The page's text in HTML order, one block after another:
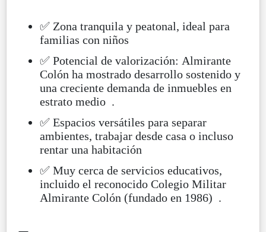
✅ Zona tranquila y peatonal, ideal para
familias con niños
✅ Potencial de valorización: Almirante
Colón ha mostrado desarrollo sostenido y
una creciente demanda de inmuebles en
estrato medio .
✅ Espacios versátiles para separar
ambientes, trabajar desde casa o incluso
rentar una habitación
✅ Muy cerca de servicios educativos,
incluido el reconocido Colegio Militar
Almirante Colón (fundado en 1986) .